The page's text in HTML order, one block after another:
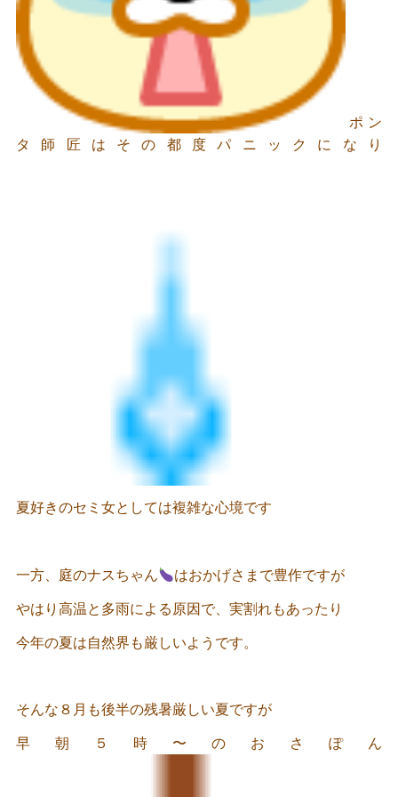
ポン
タ師匠はその都度パニックになり
夏好きのセミ女としては複雑な心境です
一方、庭のナスちゃん はおかげさまで豊作ですが
やはり高温と多雨による原因で、実割れもあったり
今年の夏は自然界も厳しいようです。
そんな８月も後半の残暑厳しい夏ですが
早朝５時〜のおさぽん